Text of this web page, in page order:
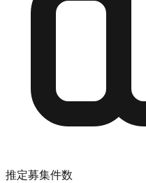
推定募集件数